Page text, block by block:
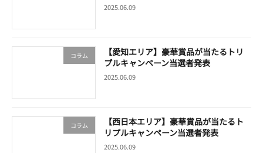
2025.06.09
コラム
【愛知エリア】豪華賞品が当たるトリ
プルキャンペーン当選者発表
2025.06.09
コラム
【西日本エリア】豪華賞品が当たるト
リプルキャンペーン当選者発表
2025.06.09